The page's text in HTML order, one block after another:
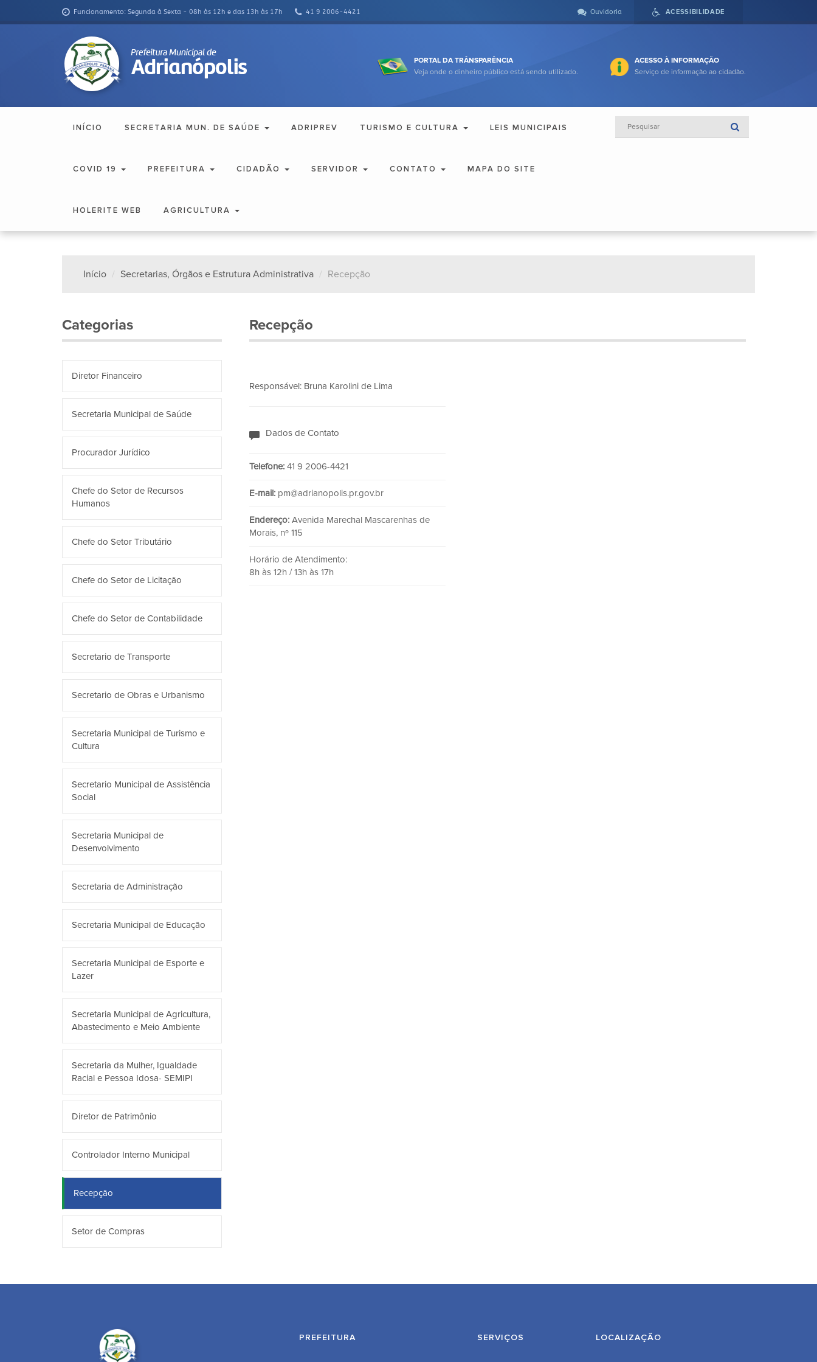
Funcionamento: Segunda à Sexta - 08h às 12h e das 13h às 17h 41 9 2006-4421 ACESSIBILIDADE
Ouvidoria
PORTAL DA TRÂNSPARÊNCIA
Veja onde o dinheiro público está sendo utilizado.
ACESSO À INFORMAÇÃO
Serviço de informação ao cidadão.
INÍCIO SECRETARIA MUN. DE SAÚDE ADRIPREV TURISMO E CULTURA LEIS MUNICIPAIS
COVID 19 PREFEITURA CIDADÃO SERVIDOR CONTATO MAPA DO SITE
HOLERITE WEB AGRICULTURA
Início Secretarias, Órgãos e Estrutura Administrativa Recepção
Categorias
Diretor Financeiro
Secretaria Municipal de Saúde
Procurador Jurídico
Chefe do Setor de Recursos
Humanos
Chefe do Setor Tributário
Chefe do Setor de Licitação
Chefe do Setor de Contabilidade
Secretario de Transporte
Secretario de Obras e Urbanismo
Secretaria Municipal de Turismo e
Cultura
Secretario Municipal de Assistência
Social
Secretaria Municipal de
Desenvolvimento
Secretaria de Administração
Secretaria Municipal de Educação
Secretaria Municipal de Esporte e
Lazer
Secretaria Municipal de Agricultura,
Abastecimento e Meio Ambiente
Secretaria da Mulher, Igualdade
Racial e Pessoa Idosa- SEMIPI
Diretor de Patrimônio
Controlador Interno Municipal
Recepção
Setor de Compras
Recepção
Responsável: Bruna Karolini de Lima
Dados de Contato
Telefone:41 9 2006-4421
E-mail:pm@adrianopolis.pr.gov.br
Endereço:Avenida Marechal Mascarenhas de
Morais, nº 115
Horário de Atendimento:
8h às 12h / 13h às 17h
PREFEITURA SERVIÇOS LOCALIZAÇÃO